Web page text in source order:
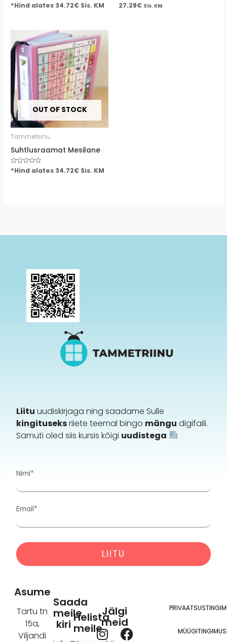
Hinnanguga
*Hind alates 34.72€ Sis. KM
Hinnanguga
0
27.28€ Sis. KM
OUT OF STOCK
Tammetriinu
Suhtlusraamat Mesilane
Hinnanguga
*Hind alates 34.72€ Sis. KM
Liitu uudiskirjaga ning saadame Sulle
kingituseksriiete teemal bingo mängu digifaili.
Samuti oled siis kursis kõigi uudistega
Nimi*
Email*
Alternative:
Asume
Tartu tn
15a,
Viljandi
Saada
meile
kiri Helista
meile
Jälgi
meid
I F
Y